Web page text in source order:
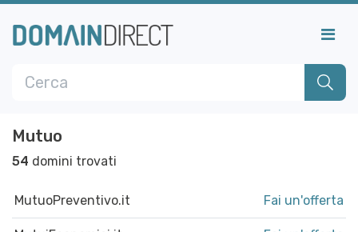
Mutuo
54 domini trovati
MutuoPreventivo.it Fai un'offerta